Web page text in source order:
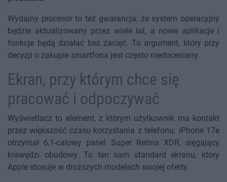
Wydajny procesor to też gwarancja, że system operacyjny
będzie aktualizowany przez wiele lat, a nowe aplikacje i
funkcje będą działać bez zacięć. To argument, który przy
decyzji o zakupie smartfona jest często niedoceniany.
Ekran, przy którym chce się
pracować i odpoczywać
Wyświetlacz to element, z którym użytkownik ma kontakt
przez większość czasu korzystania z telefonu. iPhone 17e
otrzymał 6,1-calowy panel Super Retina XDR, sięgający
krawędzi obudowy. To ten sam standard ekranu, który
Apple stosuje w droższych modelach swojej oferty.